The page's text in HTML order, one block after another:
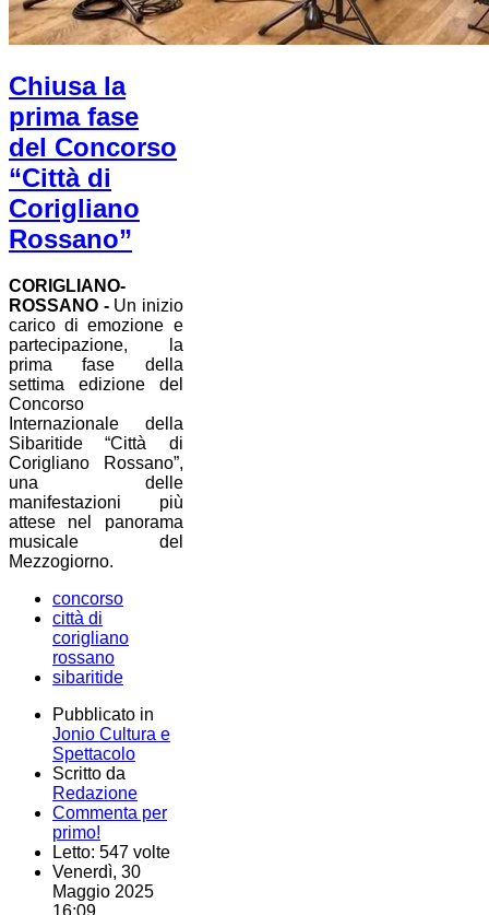
Chiusa la
prima fase
del Concorso
“Città di
Corigliano
Rossano”
CORIGLIANO-
ROSSANO -Un inizio
carico di emozione e
partecipazione, la
prima fase della
settima edizione del
Concorso
Internazionale della
Sibaritide “Città di
Corigliano Rossano”,
una delle
manifestazioni più
attese nel panorama
musicale del
Mezzogiorno.
concorso
città di
corigliano
rossano
sibaritide
Pubblicato in
Jonio Cultura e
Spettacolo
Scritto da
Redazione
Commenta per
primo!
Letto: 547 volte
Venerdì, 30
Maggio 2025
16:09